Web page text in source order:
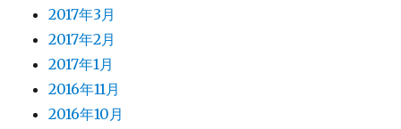
2017年3月
2017年2月
2017年1月
2016年11月
2016年10月